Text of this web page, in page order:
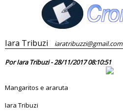
Iara Tribuzi
iaratribuzzi@gmail.com
Por Iara Tribuzi - 28/11/2017 08:10:51
Mangaritos e araruta
Iara Tribuzi